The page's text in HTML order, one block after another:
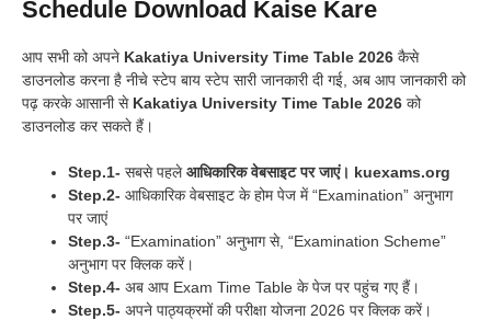
Schedule Download Kaise Kare
आप सभी को अपने Kakatiya University Time Table 2026 कैसे
डाउनलोड करना है नीचे स्टेप बाय स्टेप सारी जानकारी दी गई, अब आप जानकारी को
पढ़ करके आसानी से Kakatiya University Time Table 2026 को
डाउनलोड कर सकते हैं।
Step.1- सबसे पहलेआधिकारिक वेबसाइट पर जाएं। kuexams.org
Step.2- आधिकारिक वेबसाइट के होम पेज में “Examination” अनुभाग
पर जाएं
Step.3- “Examination” अनुभाग से, “Examination Scheme”
अनुभाग पर क्लिक करें।
Step.4- अब आप Exam Time Table के पेज पर पहुंच गए हैं।
Step.5- अपने पाठ्यक्रमों की परीक्षा योजना 2026 पर क्लिक करें।